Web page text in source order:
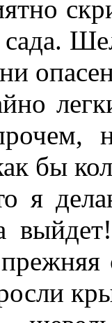
сада.
бы
я